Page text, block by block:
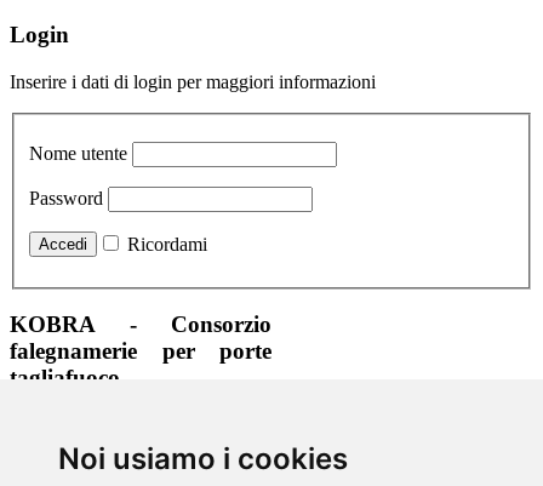
Noi usiamo i cookies
Login
Inserire i dati di login per maggiori informazioni
Nome utente
Password
Ricordami
KOBRA - Consorzio
falegnamerie per porte
tagliafuoco
+39 0471 323210